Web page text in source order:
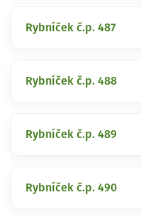
Rybníček č.p. 487
Rybníček č.p. 488
Rybníček č.p. 489
Rybníček č.p. 490